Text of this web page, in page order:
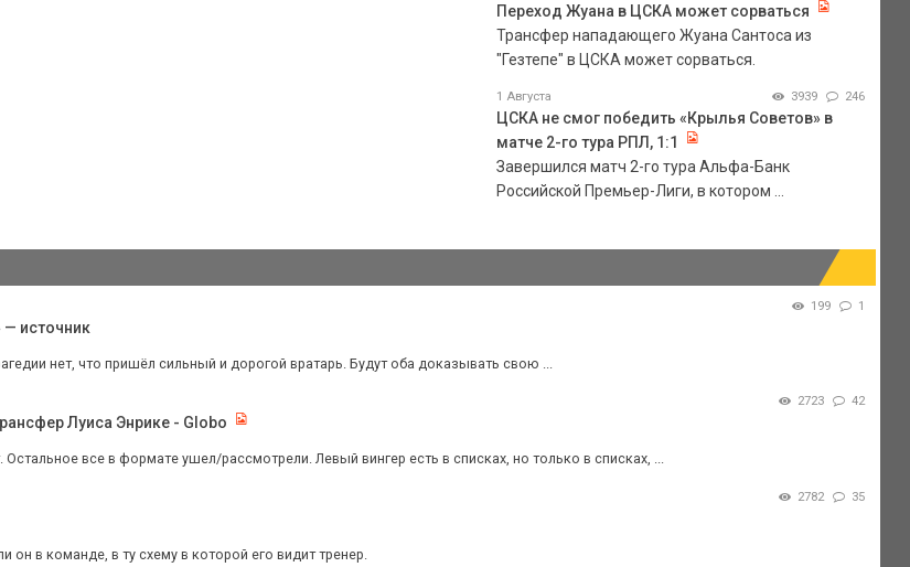
Переход Жуана в ЦСКА может сорваться
Трансфер нападающего Жуана Сантоса из
"Гезтепе" в ЦСКА может сорваться.
1 Августа 3939 246
ЦСКА не смог победить «Крылья Советов» в
матче 2-го тура РПЛ, 1:1
Завершился матч 2-го тура Альфа-Банк
Российской Премьер-Лиги, в котором ...
199 1
источник
нет, что пришёл сильный и дорогой вратарь. Будут оба доказывать свою ...
2723 42
Луиса Энрике - Globo
Остальное все в формате ушел/рассмотрели. Левый вингер есть в списках, но только в списках, ...
2782 35
он в команде, в ту схему в которой его видит тренер.